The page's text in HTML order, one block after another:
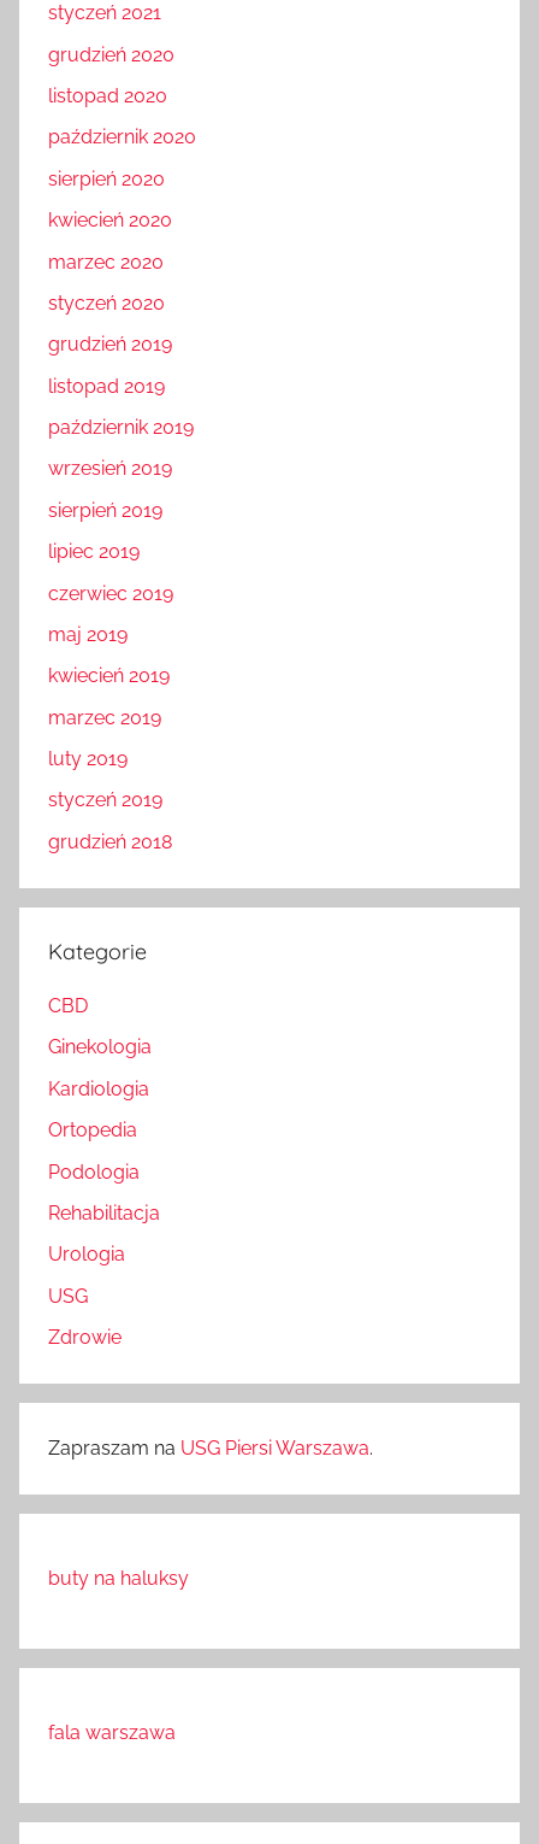
styczeń 2021
grudzień 2020
listopad 2020
październik 2020
sierpień 2020
kwiecień 2020
marzec 2020
styczeń 2020
grudzień 2019
listopad 2019
październik 2019
wrzesień 2019
sierpień 2019
lipiec 2019
czerwiec 2019
maj 2019
kwiecień 2019
marzec 2019
luty 2019
styczeń 2019
grudzień 2018
Kategorie
CBD
Ginekologia
Kardiologia
Ortopedia
Podologia
Rehabilitacja
Urologia
USG
Zdrowie
Zapraszam na USG Piersi Warszawa.
buty na haluksy
fala warszawa